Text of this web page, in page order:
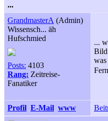
...
GrandmasterA (Admin)
Wissensch... äh
Hufschmied
Posts: 4103
Rang: Zeitreise-
Fanatiker
...
Profil E-Mail www